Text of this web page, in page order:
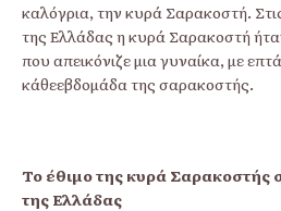
καλόγρια, την κυρά Σαρακοστή.
της Ελλάδας η κυρά Σαρακοστή
που απεικόνιζε µια γυναίκα, µε
κάθεεβδοµάδα της σαρακοστής.
Το έθιµο της κυρά Σαρακοστής
της Ελλάδας